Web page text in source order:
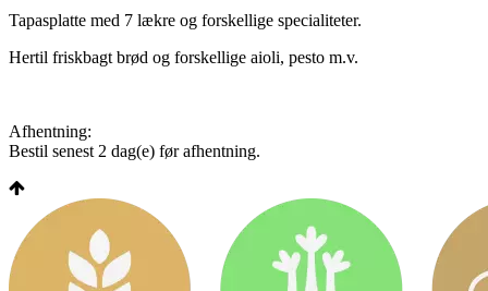
Tapasplatte med 7 lækre og forskellige specialiteter.
Hertil friskbagt brød og forskellige aioli, pesto m.v.
Afhentning:
Bestil senest 2 dag(e) før afhentning.